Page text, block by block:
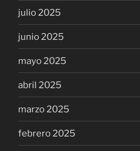
julio 2025
junio 2025
mayo 2025
abril 2025
marzo 2025
febrero 2025